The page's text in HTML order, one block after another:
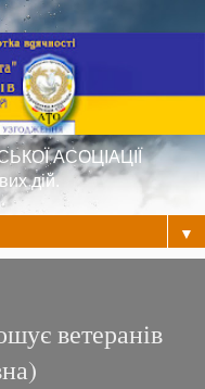
АСОЦІАЦІЇ
дій.
▼
ветеранів